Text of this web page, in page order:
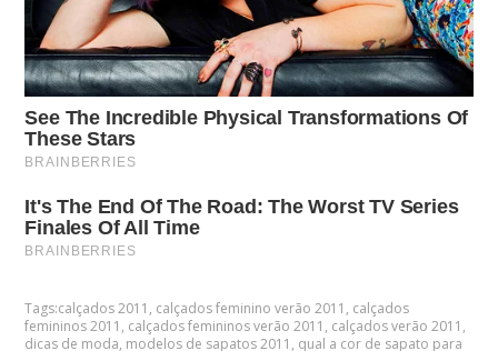
Tags:calçados 2011 , calçados feminino verão 2011 , calçados
femininos 2011 , calçados femininos verão 2011 , calçados verão 2011 ,
dicas de moda, modelos de sapatos 2011 , qual a cor de sapato para